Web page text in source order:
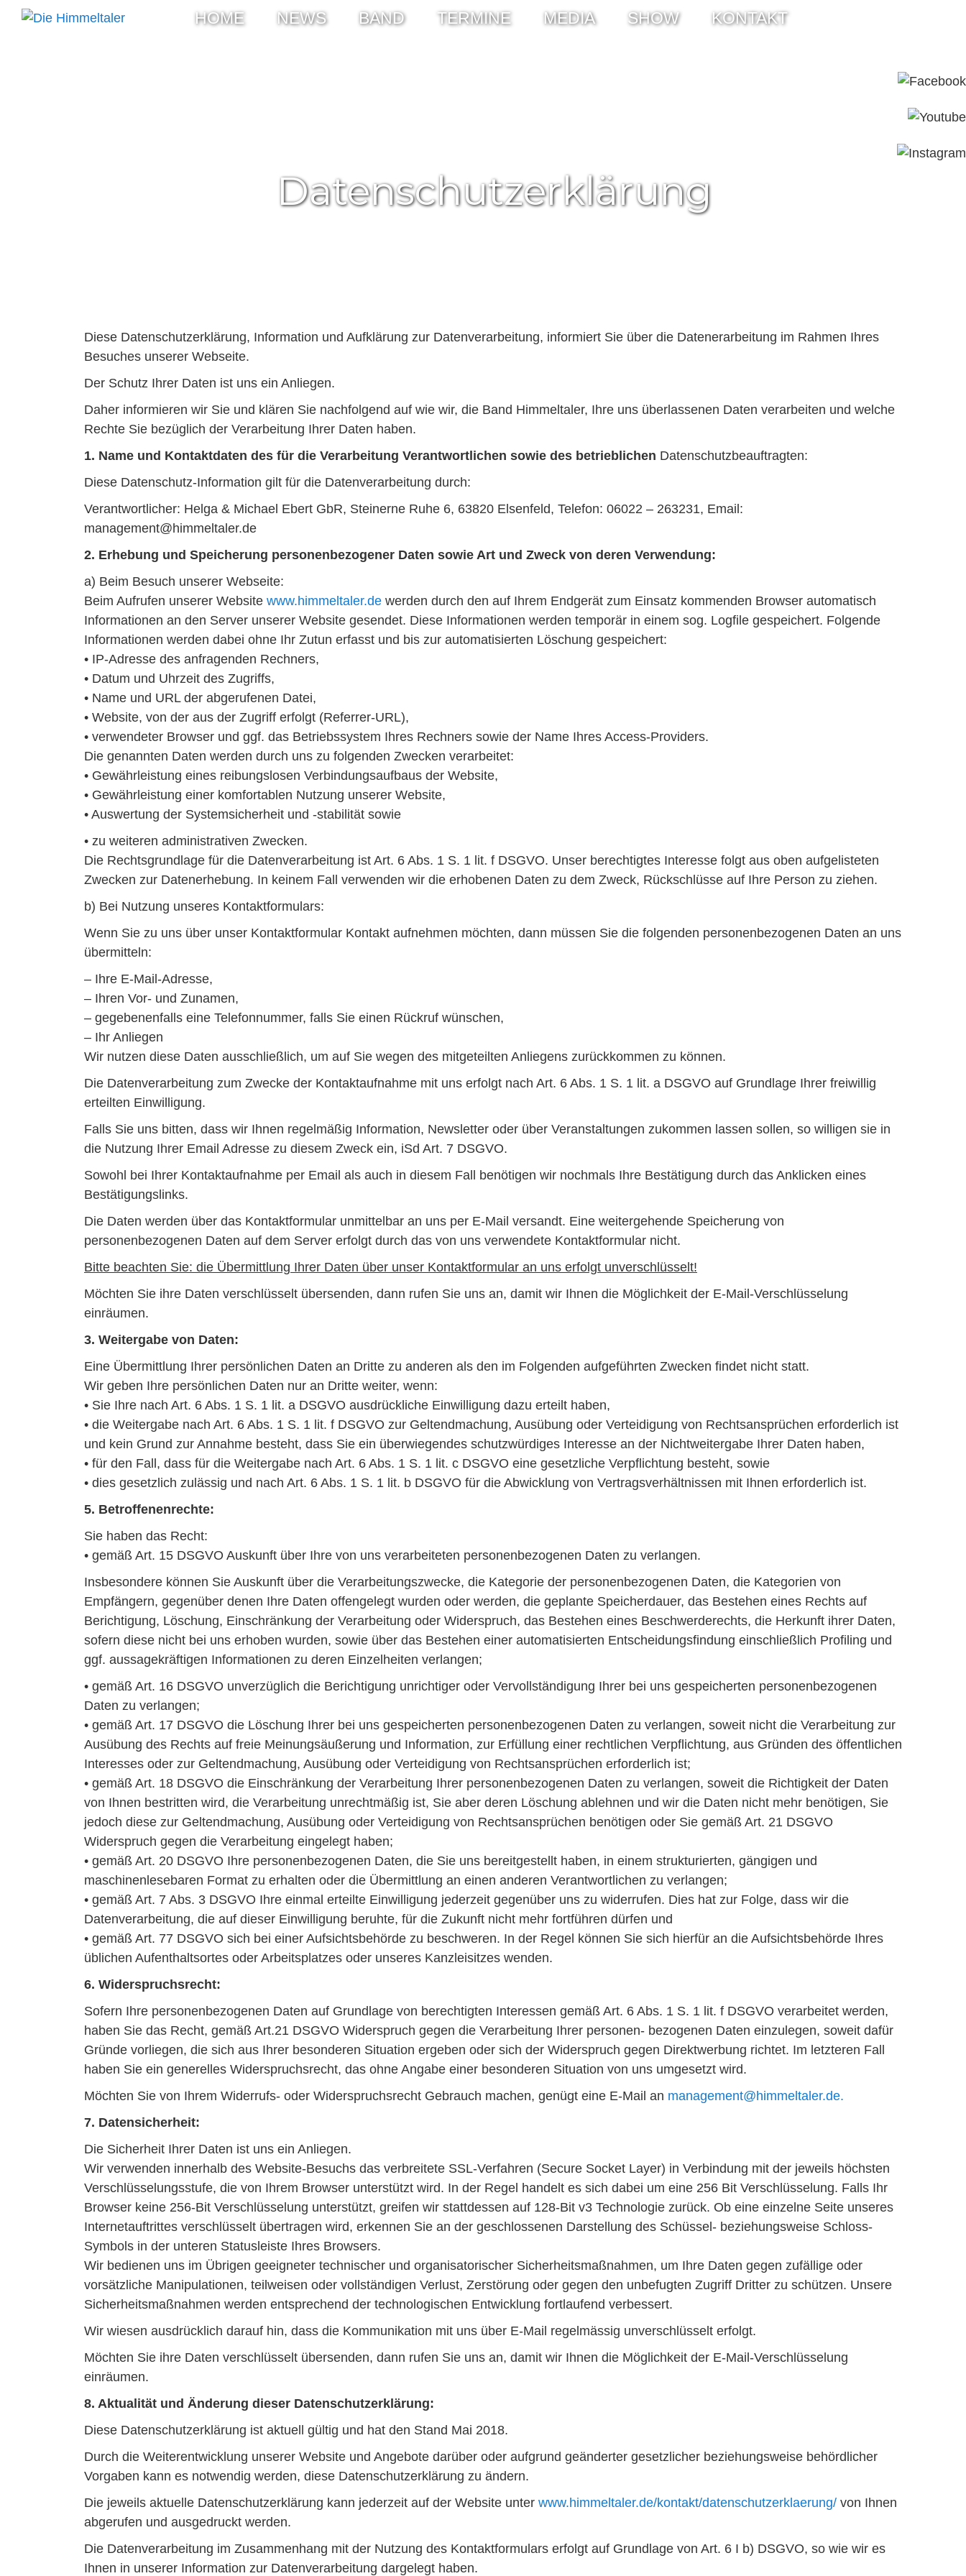
HOME NEWS BAND TERMINE MEDIA SHOW KONTAKT
Datenschutzerklärung
Diese Datenschutzerklärung, Information und Aufklärung zur Datenverarbeitung, informiert Sie über die Datenerarbeitung im Rahmen Ihres
Besuches unserer Webseite.
Der Schutz Ihrer Daten ist uns ein Anliegen.
Daher informieren wir Sie und klären Sie nachfolgend auf wie wir, die Band Himmeltaler, Ihre uns überlassenen Daten verarbeiten und welche
Rechte Sie bezüglich der Verarbeitung Ihrer Daten haben.
1. Name und Kontaktdaten des für die Verarbeitung Verantwortlichen sowie des betrieblichen Datenschutzbeauftragten:
Diese Datenschutz-Information gilt für die Datenverarbeitung durch:
Verantwortlicher: Helga & Michael Ebert GbR, Steinerne Ruhe 6, 63820 Elsenfeld, Telefon: 06022 – 263231, Email:
management@himmeltaler.de
2. Erhebung und Speicherung personenbezogener Daten sowie Art und Zweck von deren Verwendung:
a) Beim Besuch unserer Webseite:
Beim Aufrufen unserer Website www.himmeltaler.de werden durch den auf Ihrem Endgerät zum Einsatz kommenden Browser automatisch
Informationen an den Server unserer Website gesendet. Diese Informationen werden temporär in einem sog. Logfile gespeichert. Folgende
Informationen werden dabei ohne Ihr Zutun erfasst und bis zur automatisierten Löschung gespeichert:
• IP-Adresse des anfragenden Rechners,
• Datum und Uhrzeit des Zugriffs,
• Name und URL der abgerufenen Datei,
• Website, von der aus der Zugriff erfolgt (Referrer-URL),
• verwendeter Browser und ggf. das Betriebssystem Ihres Rechners sowie der Name Ihres Access-Providers.
Die genannten Daten werden durch uns zu folgenden Zwecken verarbeitet:
• Gewährleistung eines reibungslosen Verbindungsaufbaus der Website,
• Gewährleistung einer komfortablen Nutzung unserer Website,
• Auswertung der Systemsicherheit und -stabilität sowie
• zu weiteren administrativen Zwecken.
Die Rechtsgrundlage für die Datenverarbeitung ist Art. 6 Abs. 1 S. 1 lit. f DSGVO. Unser berechtigtes Interesse folgt aus oben aufgelisteten
Zwecken zur Datenerhebung. In keinem Fall verwenden wir die erhobenen Daten zu dem Zweck, Rückschlüsse auf Ihre Person zu ziehen.
b) Bei Nutzung unseres Kontaktformulars:
Wenn Sie zu uns über unser Kontaktformular Kontakt aufnehmen möchten, dann müssen Sie die folgenden personenbezogenen Daten an uns
übermitteln:
– Ihre E-Mail-Adresse,
– Ihren Vor- und Zunamen,
– gegebenenfalls eine Telefonnummer, falls Sie einen Rückruf wünschen,
– Ihr Anliegen
Wir nutzen diese Daten ausschließlich, um auf Sie wegen des mitgeteilten Anliegens zurückkommen zu können.
Die Datenverarbeitung zum Zwecke der Kontaktaufnahme mit uns erfolgt nach Art. 6 Abs. 1 S. 1 lit. a DSGVO auf Grundlage Ihrer freiwillig
erteilten Einwilligung.
Falls Sie uns bitten, dass wir Ihnen regelmäßig Information, Newsletter oder über Veranstaltungen zukommen lassen sollen, so willigen sie in
die Nutzung Ihrer Email Adresse zu diesem Zweck ein, iSd Art. 7 DSGVO.
Sowohl bei Ihrer Kontaktaufnahme per Email als auch in diesem Fall benötigen wir nochmals Ihre Bestätigung durch das Anklicken eines
Bestätigungslinks.
Die Daten werden über das Kontaktformular unmittelbar an uns per E-Mail versandt. Eine weitergehende Speicherung von
personenbezogenen Daten auf dem Server erfolgt durch das von uns verwendete Kontaktformular nicht.
Bitte beachten Sie: die Übermittlung Ihrer Daten über unser Kontaktformular an uns erfolgt unverschlüsselt!
Möchten Sie ihre Daten verschlüsselt übersenden, dann rufen Sie uns an, damit wir Ihnen die Möglichkeit der E-Mail-Verschlüsselung
einräumen.
3. Weitergabe von Daten:
Eine Übermittlung Ihrer persönlichen Daten an Dritte zu anderen als den im Folgenden aufgeführten Zwecken findet nicht statt.
Wir geben Ihre persönlichen Daten nur an Dritte weiter, wenn:
• Sie Ihre nach Art. 6 Abs. 1 S. 1 lit. a DSGVO ausdrückliche Einwilligung dazu erteilt haben,
• die Weitergabe nach Art. 6 Abs. 1 S. 1 lit. f DSGVO zur Geltendmachung, Ausübung oder Verteidigung von Rechtsansprüchen erforderlich ist
und kein Grund zur Annahme besteht, dass Sie ein überwiegendes schutzwürdiges Interesse an der Nichtweitergabe Ihrer Daten haben,
• für den Fall, dass für die Weitergabe nach Art. 6 Abs. 1 S. 1 lit. c DSGVO eine gesetzliche Verpflichtung besteht, sowie
• dies gesetzlich zulässig und nach Art. 6 Abs. 1 S. 1 lit. b DSGVO für die Abwicklung von Vertragsverhältnissen mit Ihnen erforderlich ist.
5. Betroffenenrechte:
Sie haben das Recht:
• gemäß Art. 15 DSGVO Auskunft über Ihre von uns verarbeiteten personenbezogenen Daten zu verlangen.
Insbesondere können Sie Auskunft über die Verarbeitungszwecke, die Kategorie der personenbezogenen Daten, die Kategorien von
Empfängern, gegenüber denen Ihre Daten offengelegt wurden oder werden, die geplante Speicherdauer, das Bestehen eines Rechts auf
Berichtigung, Löschung, Einschränkung der Verarbeitung oder Widerspruch, das Bestehen eines Beschwerderechts, die Herkunft ihrer Daten,
sofern diese nicht bei uns erhoben wurden, sowie über das Bestehen einer automatisierten Entscheidungsfindung einschließlich Profiling und
ggf. aussagekräftigen Informationen zu deren Einzelheiten verlangen;
• gemäß Art. 16 DSGVO unverzüglich die Berichtigung unrichtiger oder Vervollständigung Ihrer bei uns gespeicherten personenbezogenen
Daten zu verlangen;
• gemäß Art. 17 DSGVO die Löschung Ihrer bei uns gespeicherten personenbezogenen Daten zu verlangen, soweit nicht die Verarbeitung zur
Ausübung des Rechts auf freie Meinungsäußerung und Information, zur Erfüllung einer rechtlichen Verpflichtung, aus Gründen des öffentlichen
Interesses oder zur Geltendmachung, Ausübung oder Verteidigung von Rechtsansprüchen erforderlich ist;
• gemäß Art. 18 DSGVO die Einschränkung der Verarbeitung Ihrer personenbezogenen Daten zu verlangen, soweit die Richtigkeit der Daten
von Ihnen bestritten wird, die Verarbeitung unrechtmäßig ist, Sie aber deren Löschung ablehnen und wir die Daten nicht mehr benötigen, Sie
jedoch diese zur Geltendmachung, Ausübung oder Verteidigung von Rechtsansprüchen benötigen oder Sie gemäß Art. 21 DSGVO
Widerspruch gegen die Verarbeitung eingelegt haben;
• gemäß Art. 20 DSGVO Ihre personenbezogenen Daten, die Sie uns bereitgestellt haben, in einem strukturierten, gängigen und
maschinenlesebaren Format zu erhalten oder die Übermittlung an einen anderen Verantwortlichen zu verlangen;
• gemäß Art. 7 Abs. 3 DSGVO Ihre einmal erteilte Einwilligung jederzeit gegenüber uns zu widerrufen. Dies hat zur Folge, dass wir die
Datenverarbeitung, die auf dieser Einwilligung beruhte, für die Zukunft nicht mehr fortführen dürfen und
• gemäß Art. 77 DSGVO sich bei einer Aufsichtsbehörde zu beschweren. In der Regel können Sie sich hierfür an die Aufsichtsbehörde Ihres
üblichen Aufenthaltsortes oder Arbeitsplatzes oder unseres Kanzleisitzes wenden.
6. Widerspruchsrecht:
Sofern Ihre personenbezogenen Daten auf Grundlage von berechtigten Interessen gemäß Art. 6 Abs. 1 S. 1 lit. f DSGVO verarbeitet werden,
haben Sie das Recht, gemäß Art.21 DSGVO Widerspruch gegen die Verarbeitung Ihrer personen- bezogenen Daten einzulegen, soweit dafür
Gründe vorliegen, die sich aus Ihrer besonderen Situation ergeben oder sich der Widerspruch gegen Direktwerbung richtet. Im letzteren Fall
haben Sie ein generelles Widerspruchsrecht, das ohne Angabe einer besonderen Situation von uns umgesetzt wird.
Möchten Sie von Ihrem Widerrufs- oder Widerspruchsrecht Gebrauch machen, genügt eine E-Mail an management@himmeltaler.de.
7. Datensicherheit:
Die Sicherheit Ihrer Daten ist uns ein Anliegen.
Wir verwenden innerhalb des Website-Besuchs das verbreitete SSL-Verfahren (Secure Socket Layer) in Verbindung mit der jeweils höchsten
Verschlüsselungsstufe, die von Ihrem Browser unterstützt wird. In der Regel handelt es sich dabei um eine 256 Bit Verschlüsselung. Falls Ihr
Browser keine 256-Bit Verschlüsselung unterstützt, greifen wir stattdessen auf 128-Bit v3 Technologie zurück. Ob eine einzelne Seite unseres
Internetauftrittes verschlüsselt übertragen wird, erkennen Sie an der geschlossenen Darstellung des Schüssel- beziehungsweise Schloss-
Symbols in der unteren Statusleiste Ihres Browsers.
Wir bedienen uns im Übrigen geeigneter technischer und organisatorischer Sicherheitsmaßnahmen, um Ihre Daten gegen zufällige oder
vorsätzliche Manipulationen, teilweisen oder vollständigen Verlust, Zerstörung oder gegen den unbefugten Zugriff Dritter zu schützen. Unsere
Sicherheitsmaßnahmen werden entsprechend der technologischen Entwicklung fortlaufend verbessert.
Wir wiesen ausdrücklich darauf hin, dass die Kommunikation mit uns über E-Mail regelmässig unverschlüsselt erfolgt.
Möchten Sie ihre Daten verschlüsselt übersenden, dann rufen Sie uns an, damit wir Ihnen die Möglichkeit der E-Mail-Verschlüsselung
einräumen.
8. Aktualität und Änderung dieser Datenschutzerklärung:
Diese Datenschutzerklärung ist aktuell gültig und hat den Stand Mai 2018.
Durch die Weiterentwicklung unserer Website und Angebote darüber oder aufgrund geänderter gesetzlicher beziehungsweise behördlicher
Vorgaben kann es notwendig werden, diese Datenschutzerklärung zu ändern.
Die jeweils aktuelle Datenschutzerklärung kann jederzeit auf der Website unter www.himmeltaler.de/kontakt/datenschutzerklaerung/ von Ihnen
abgerufen und ausgedruckt werden.
Die Datenverarbeitung im Zusammenhang mit der Nutzung des Kontaktformulars erfolgt auf Grundlage von Art. 6 I b) DSGVO, so wie wir es
Ihnen in unserer Information zur Datenverarbeitung dargelegt haben.